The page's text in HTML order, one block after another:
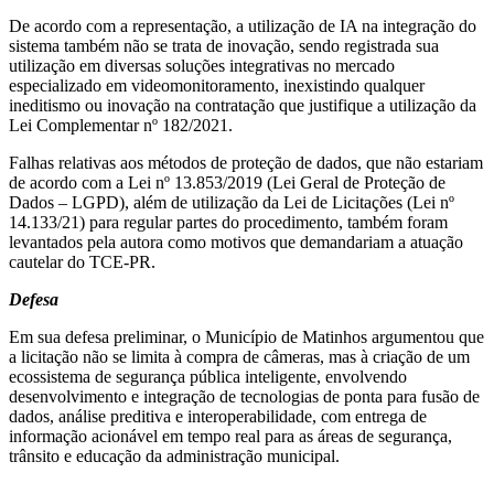
De acordo com a representação, a utilização de IA na integração do
sistema também não se trata de inovação, sendo registrada sua
utilização em diversas soluções integrativas no mercado
especializado em videomonitoramento, inexistindo qualquer
ineditismo ou inovação na contratação que justifique a utilização da
Lei Complementar nº 182/2021.
Falhas relativas aos métodos de proteção de dados, que não estariam
de acordo com a Lei nº 13.853/2019 (Lei Geral de Proteção de
Dados – LGPD), além de utilização da Lei de Licitações (Lei nº
14.133/21) para regular partes do procedimento, também foram
levantados pela autora como motivos que demandariam a atuação
cautelar do TCE-PR.
Defesa
Em sua defesa preliminar, o Município de Matinhos argumentou que
a licitação não se limita à compra de câmeras, mas à criação de um
ecossistema de segurança pública inteligente, envolvendo
desenvolvimento e integração de tecnologias de ponta para fusão de
dados, análise preditiva e interoperabilidade, com entrega de
informação acionável em tempo real para as áreas de segurança,
trânsito e educação da administração municipal.